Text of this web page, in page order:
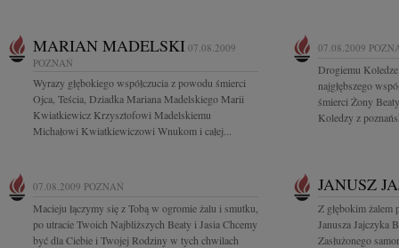
MARIAN MADELSKI 07.08.2009
POZNAŃ
Wyrazy głębokiego współczucia z powodu śmierci
Ojca, Teścia, Dziadka Mariana Madelskiego Marii
Kwiatkiewicz Krzysztofowi Madelskiemu
Michałowi Kwiatkiewiczowi Wnukom i całej...
07.08.2009
Drogiemu
najgłębszego
śmierci Żony
Koledzy z
07.08.2009 POZNAŃ
Macieju łączymy się z Tobą w ogromie żalu i smutku,
po utracie Twoich Najbliższych Beaty i Jasia Chcemy
być dla Ciebie i Twojej Rodziny w tych chwilach
JANUSZ
Z głębokim żalem
Janusza Jajczyka
Zasłużonego